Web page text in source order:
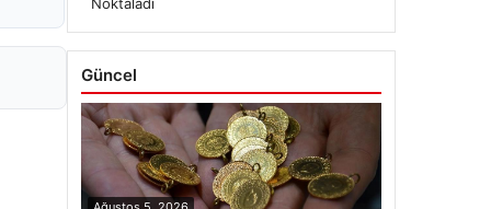
Güncel